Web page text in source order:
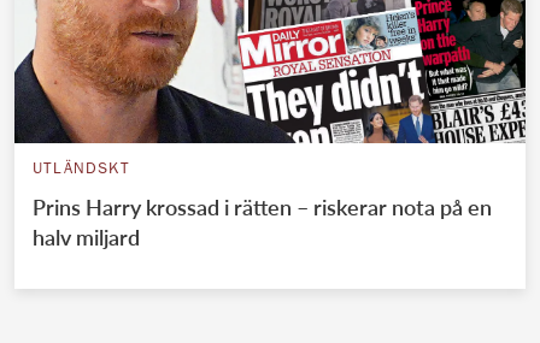
UTLÄNDSKT
Prins Harry krossad i rätten – riskerar nota på en
halv miljard